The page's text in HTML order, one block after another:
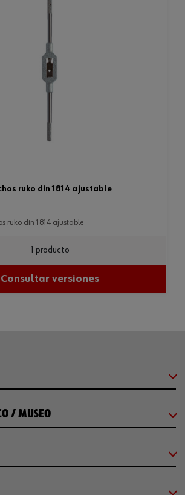
ruko din 1814 ajustable
ruko din 1814 ajustable
1 producto
Consultar versiones
/ MUSEO